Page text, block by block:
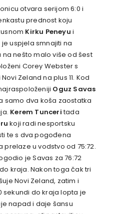
otvara serijom 6:0 i
prednost koju
Kirku Peneyu i
uspjela smnajiti na
nešto malo više od šest
Corey Webster s
Zeland na plus 11. Kod
Oguz Savas
samo dva koša zaostatka
Kerem Tunceritada
koji radi nesportsku
te s dva pogođena
u vodstvo od 75:72.
je Savas za 76:72
kraja. Nakon toga čak tri
Novi Zeland, zatim i
do kraja lopta je
napad i daje šansu